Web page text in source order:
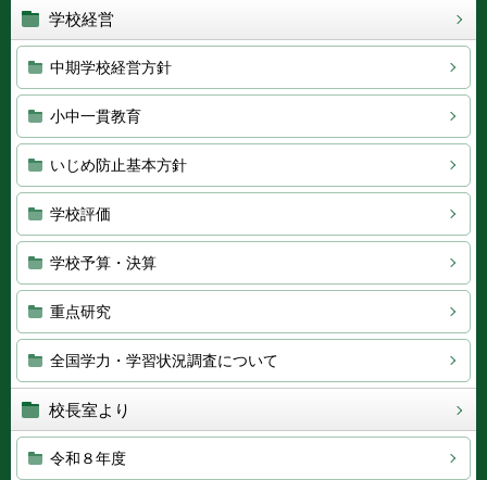
学校経営
中期学校経営方針
小中一貫教育
いじめ防止基本方針
学校評価
学校予算・決算
重点研究
全国学力・学習状況調査について
校長室より
令和８年度